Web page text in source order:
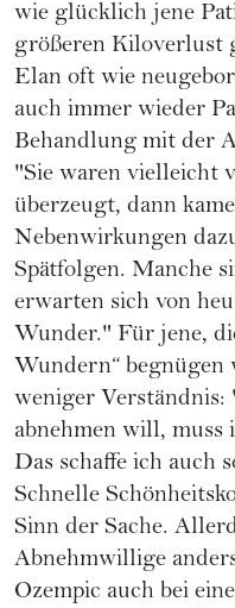
wie glücklich jene
größeren Kiloverlust
Elan oft wie
auch immer wieder
Behandlung mit der
"Sie waren vielleicht
überzeugt, dann
Nebenwirkungen
Spätfolgen. Manche
erwarten sich von
Wunder." Für jene,
Wundern“ begnügen
weniger
abnehmen will,
Das schaffe ich auch
Schnelle
Sinn der Sache.
Abnehmwillige
Ozempic auch bei